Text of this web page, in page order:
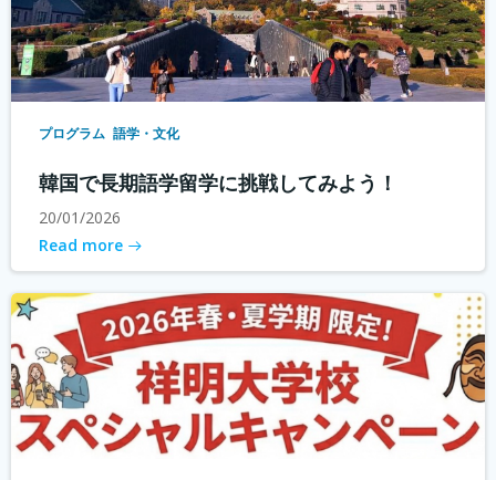
プログラム 語学・文化
韓国で長期語学留学に挑戦してみよう！
20/01/2026
Read more